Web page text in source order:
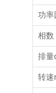
功率
相数
排量
转速